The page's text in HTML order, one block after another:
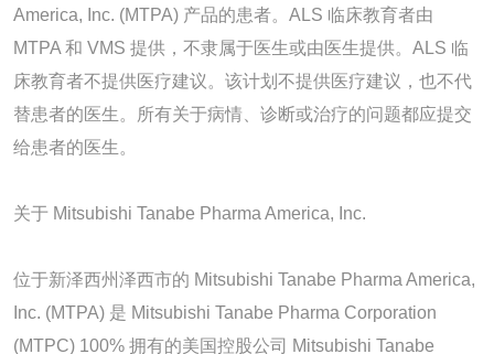
America, Inc. (MTPA) 产品的患者。ALS 临床教育者由
MTPA 和 VMS 提供，不隶属于医生或由医生提供。ALS 临
床教育者不提供医疗建议。该计划不提供医疗建议，也不代
替患者的医生。所有关于病情、诊断或治疗的问题都应提交
给患者的医生。
关于 Mitsubishi Tanabe Pharma America, Inc.
位于新泽西州泽西市的 Mitsubishi Tanabe Pharma America,
Inc. (MTPA) 是 Mitsubishi Tanabe Pharma Corporation
(MTPC) 100% 拥有的美国控股公司 Mitsubishi Tanabe